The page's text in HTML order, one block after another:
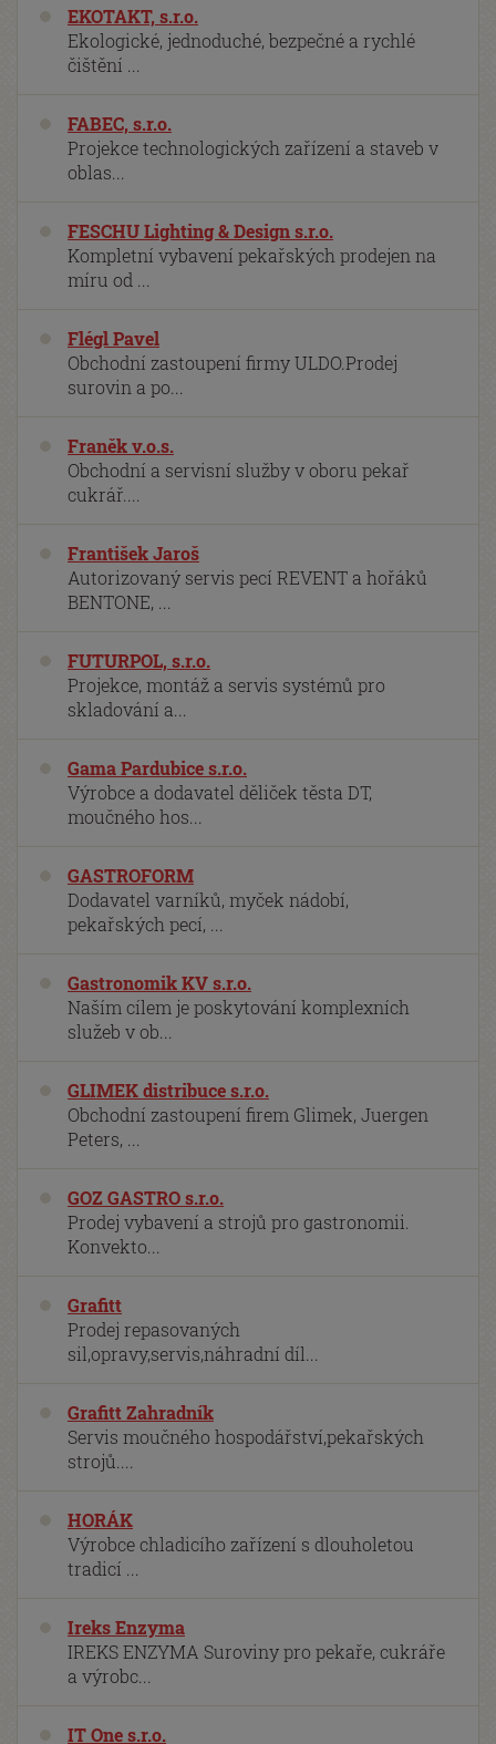
EKOTAKT, s.r.o.
Ekologické, jednoduché, bezpečné a rychlé
čištění ...
FABEC, s.r.o.
Projekce technologických zařízení a staveb v
oblas...
FESCHU Lighting & Design s.r.o.
Kompletní vybavení pekařských prodejen na
míru od ...
Flégl Pavel
Obchodní zastoupení firmy ULDO.Prodej
surovin a po...
Franěk v.o.s.
Obchodní a servisní služby v oboru pekař
cukrář....
František Jaroš
Autorizovaný servis pecí REVENT a hořáků
BENTONE, ...
FUTURPOL, s.r.o.
Projekce, montáž a servis systémů pro
skladování a...
Gama Pardubice s.r.o.
Výrobce a dodavatel děliček těsta DT,
moučného hos...
GASTROFORM
Dodavatel varníků, myček nádobí,
pekařských pecí, ...
Gastronomik KV s.r.o.
Naším cílem je poskytování komplexních
služeb v ob...
GLIMEK distribuce s.r.o.
Obchodní zastoupení firem Glimek, Juergen
Peters, ...
GOZ GASTRO s.r.o.
Prodej vybavení a strojů pro gastronomii.
Konvekto...
Grafitt
Prodej repasovaných
sil,opravy,servis,náhradní díl...
Grafitt Zahradník
Servis moučného hospodářství,pekařských
strojů....
HORÁK
Výrobce chladicího zařízení s dlouholetou
tradicí ...
Ireks Enzyma
IREKS ENZYMA Suroviny pro pekaře, cukráře
a výrobc...
IT One s.r.o.